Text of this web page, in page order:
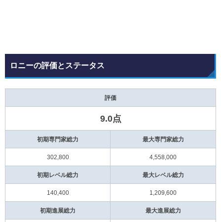
ロニーの評価とステータス
評価
9.0点
初期専門家総力 最大専門家総力
302,800 4,558,000
初期レベル総力 最大レベル総力
140,400 1,209,600
初期進展総力 最大進展総力